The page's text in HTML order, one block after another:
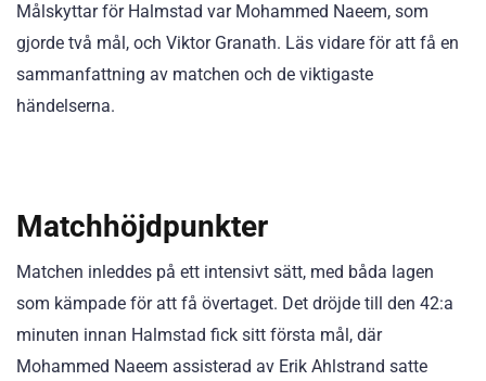
Målskyttar för Halmstad var Mohammed Naeem, som
gjorde två mål, och Viktor Granath. Läs vidare för att få en
sammanfattning av matchen och de viktigaste
händelserna.
Matchhöjdpunkter
Matchen inleddes på ett intensivt sätt, med båda lagen
som kämpade för att få övertaget. Det dröjde till den 42:a
minuten innan Halmstad fick sitt första mål, där
Mohammed Naeem assisterad av Erik Ahlstrand satte